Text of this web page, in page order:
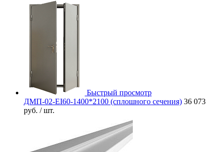
Быстрый просмотр
ДМП-02-EI60-1400*2100 (сплошного сечения) 36 073
руб. / шт.